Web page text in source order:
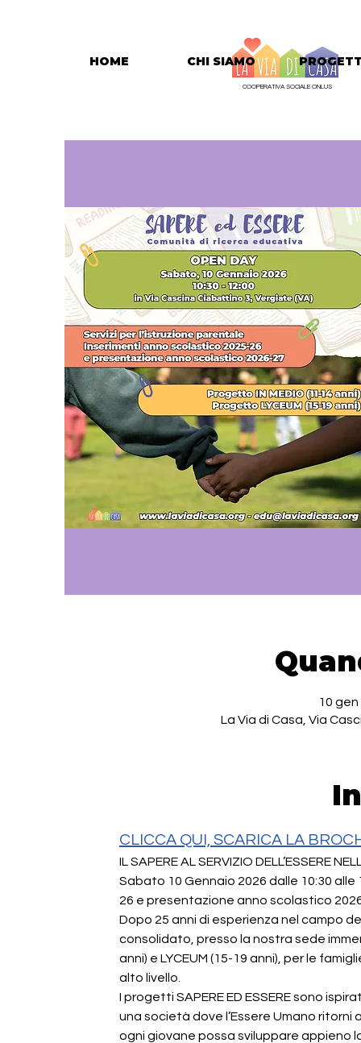
COOPERATIVA SOCIALE ONLUS
HOME CHI SIAMO
10 gen
La Via di Casa, Via
CLICCA QUI, SCARICA LA
IL SAPERE AL SERVIZIO DELL’ESSERE
Sabato 10 Gennaio 2026 dalle 10:30 alle
26 e presentazione anno scolastico
Dopo 25 anni di esperienza nel campo
consolidato, presso la nostra sede
anni) e LYCEUM (15-19 anni), per le
alto livello.
I progetti SAPERE ED ESSERE sono
una società dove l’Essere Umano
ogni giovane possa sviluppare appieno